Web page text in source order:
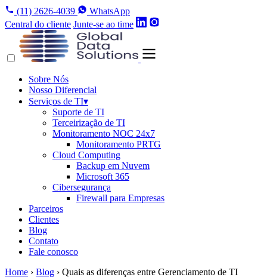
(11) 2626-4039
WhatsApp
Central do cliente Junte-se ao time
Sobre Nós
Nosso Diferencial
Serviços de TI▾
Suporte de TI
Terceirização de TI
Monitoramento NOC 24x7
Monitoramento PRTG
Cloud Computing
Backup em Nuvem
Microsoft 365
Cibersegurança
Firewall para Empresas
Parceiros
Clientes
Blog
Contato
Fale conosco
Home › Blog › Quais as diferenças entre Gerenciamento de TI